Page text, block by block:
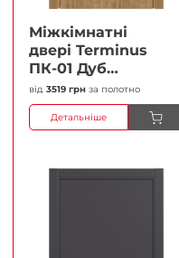
Міжкімнатні
двері Terminus
ПК-01 Дуб
античний Глухі
Плівка
від 3519 грн за полотно
Детальніше